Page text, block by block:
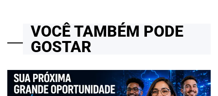
VOCÊ TAMBÉM PODE
GOSTAR